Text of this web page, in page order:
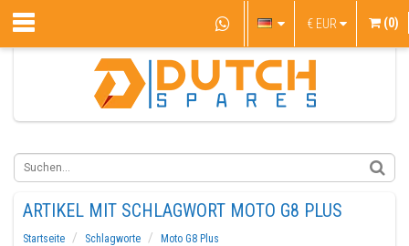
€ EUR (0)
ARTIKEL MIT SCHLAGWORT MOTO G8 PLUS
Startseite Schlagworte
Moto G8 Plus